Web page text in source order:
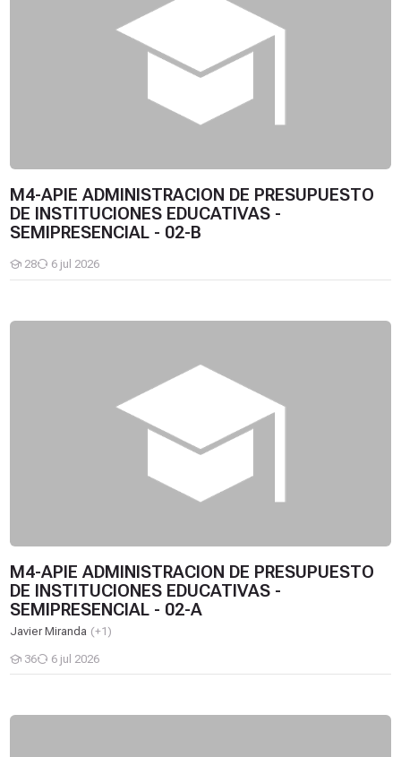
M4-APIE ADMINISTRACION DE PRESUPUESTO
DE INSTITUCIONES EDUCATIVAS -
SEMIPRESENCIAL - 02-B
28
Estudiantes
6 jul 2026
M4-APIE ADMINISTRACION DE PRESUPUESTO
DE INSTITUCIONES EDUCATIVAS -
SEMIPRESENCIAL - 02-A
Javier Miranda (+1)
36
Estudiantes
6 jul 2026
M4-APIE ADMINISTRACION DE PRESUPUESTO DE
M1-MAIC004 PEDAGOGIA DEL JUEGO - NO PRESENCIAL - 02-B